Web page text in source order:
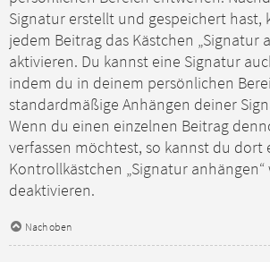
Signatur erstellt und gespeichert hast,
jedem Beitrag das Kästchen „Signatur
aktivieren. Du kannst eine Signatur
indem du in deinem persönlichen
standardmäßige Anhängen deiner
Wenn du einen einzelnen Beitrag
verfassen möchtest, so kannst du dort
Kontrollkästchen „Signatur anhängen“
deaktivieren.
Nach oben